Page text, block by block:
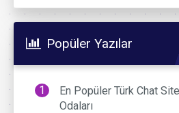
Popüler Yazılar
En Popüler Türk Chat
Odaları